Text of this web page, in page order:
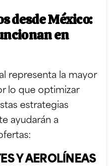
desde México:
en
representa la mayor
lo que optimizar
estrategias
ayudarán a
Y AEROLÍNEAS